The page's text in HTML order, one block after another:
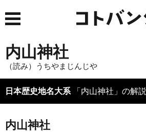
内山神社
（読み）うちやまじんじや
日本歴史地名大系 「内山神社」の解説
内山神社